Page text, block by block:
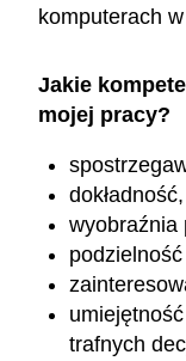
komputerach
Jakie
mojej pracy?
dokładność,
wyobraźnia
trafnych